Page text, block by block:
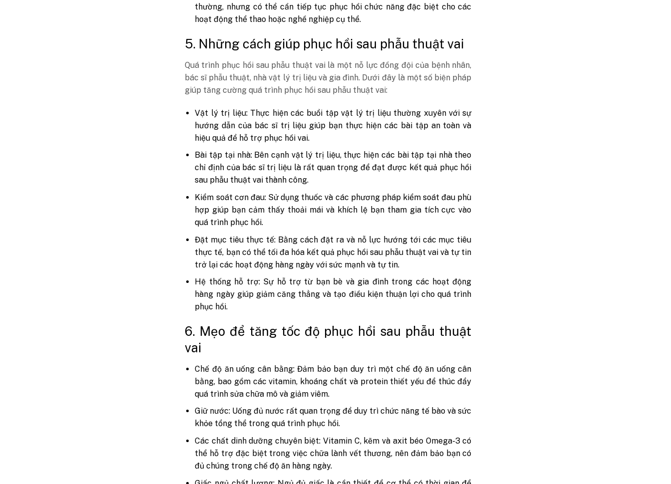
thường, nhưng có thể cần tiếp tục phục hồi chức năng đặc biệt cho các
hoạt động thể thao hoặc nghề nghiệp cụ thể.
5. Những cách giúp phục hồi sau phẫu thuật vai
Quá trình phục hồi sau phẫu thuật vai là một nỗ lực đồng đội của bệnh nhân,
bác sĩ phẫu thuật, nhà vật lý trị liệu và gia đình. Dưới đây là một số biện pháp
giúp tăng cường quá trình phục hồi sau phẫu thuật vai:
Vật lý trị liệu: Thực hiện các buổi tập vật lý trị liệu thường xuyên với sự
hướng dẫn của bác sĩ trị liệu giúp bạn thực hiện các bài tập an toàn và
hiệu quả để hỗ trợ phục hồi vai.
Bài tập tại nhà: Bên cạnh vật lý trị liệu, thực hiện các bài tập tại nhà theo
chỉ định của bác sĩ trị liệu là rất quan trọng để đạt được kết quả phục hồi
sau phẫu thuật vai thành công.
Kiểm soát cơn đau: Sử dụng thuốc và các phương pháp kiểm soát đau phù
hợp giúp bạn cảm thấy thoải mái và khích lệ bạn tham gia tích cực vào
quá trình phục hồi.
Đặt mục tiêu thực tế: Bằng cách đặt ra và nỗ lực hướng tới các mục tiêu
thực tế, bạn có thể tối đa hóa kết quả phục hồi sau phẫu thuật vai và tự tin
trở lại các hoạt động hàng ngày với sức mạnh và tự tin.
Hệ thống hỗ trợ: Sự hỗ trợ từ bạn bè và gia đình trong các hoạt động
hàng ngày giúp giảm căng thẳng và tạo điều kiện thuận lợi cho quá trình
phục hồi.
6. Mẹo để tăng tốc độ phục hồi sau phẫu thuật
vai
Chế độ ăn uống cân bằng: Đảm bảo bạn duy trì một chế độ ăn uống cân
bằng, bao gồm các vitamin, khoáng chất và protein thiết yếu để thúc đẩy
quá trình sửa chữa mô và giảm viêm.
Giữ nước: Uống đủ nước rất quan trọng để duy trì chức năng tế bào và sức
khỏe tổng thể trong quá trình phục hồi.
Các chất dinh dưỡng chuyên biệt: Vitamin C, kẽm và axit béo Omega-3 có
thể hỗ trợ đặc biệt trong việc chữa lành vết thương, nên đảm bảo bạn có
đủ chúng trong chế độ ăn hàng ngày.